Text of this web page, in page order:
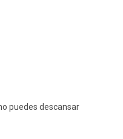
puedes descansar